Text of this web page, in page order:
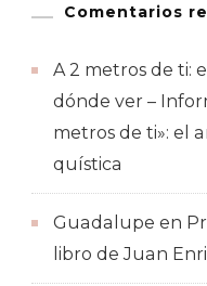
Comentarios
A 2 metros de ti:
dónde ver –
metros de ti»: el
quística
Guadalupe en
libro de Juan